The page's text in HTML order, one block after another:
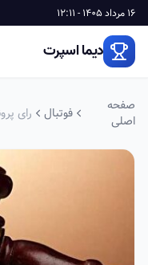
16 مرداد 1405 - 12:11
دیما اسپرت
صفحه
اصلی
فوتبال
رای